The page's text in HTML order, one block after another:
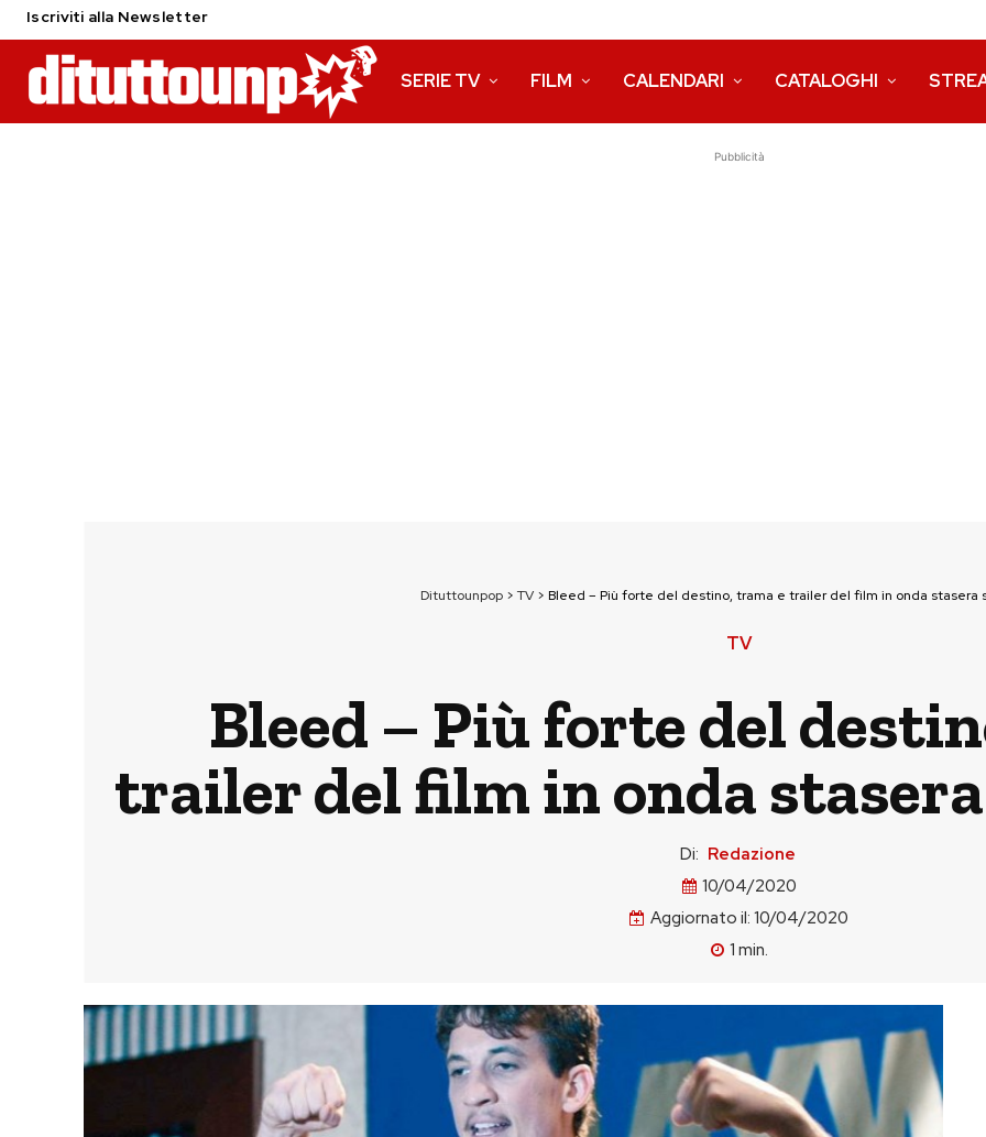
Iscriviti alla Newsletter
SERIE TV FILM CALENDARI CATALOGHI
Pubblicità
Dituttounpop> TV> Bleed – Più forte del destino, trama e trailer del film in onda stasera
TV
Bleed – Più forte del
trailer del film in onda
Di: Redazione
10/04/2020
Aggiornato il: 10/04/2020
1 min.